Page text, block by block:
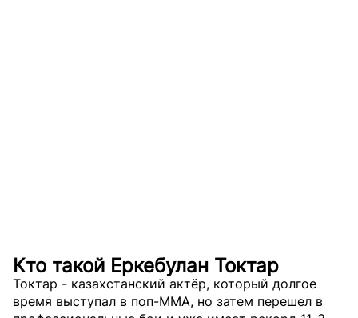
Кто такой Еркебулан Токтар
Токтар - казахстанский актёр, который долгое
время выступал в поп-MMA, но затем перешел в